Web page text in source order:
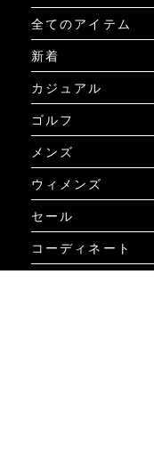
全てのアイテム
新着
カジュアル
ゴルフ
メンズ
ウィメンズ
セール
コーディネート